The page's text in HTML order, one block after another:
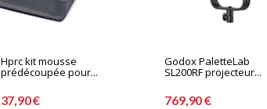
Hprc kit mousse
prédécoupée pour...
37,90 €
Godox PaletteLab
SL200RF projecteur...
769,90 €